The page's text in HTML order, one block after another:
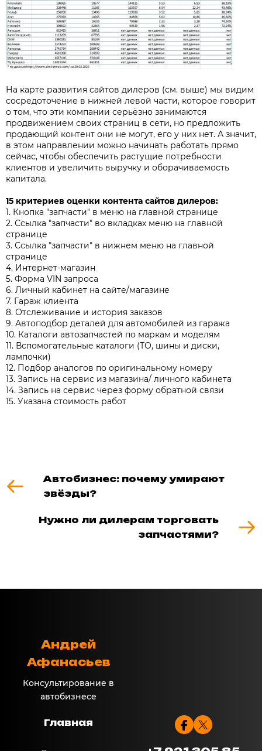
На карте развития сайтов дилеров (см. выше) мы видим
сосредоточение в нижней левой части, которое говорит
о том, что эти компании серьёзно занимаются
продвижением своих страниц в сети, но предложить
продающий контент они не могут, его у них нет. А значит,
в этом направлении можно начинать работать прямо
сейчас, чтобы обеспечить растущие потребности
клиентов и увеличить выручку и оборачиваемость
капитала.
15 критериев оценки контента сайтов дилеров:
1. Кнопка "запчасти" в меню на главной странице
2. Ссылка "запчасти" во вкладках меню на главной
странице
3. Ссылка "запчасти" в нижнем меню на главной
странице
4. Интернет-магазин
5. Форма VIN запроса
6. Личный кабинет на сайте/магазине
7. Гараж клиента
8. Отслеживание и история заказов
9. Автоподбор деталей для автомобилей из гаража
10. Каталоги автозапчастей по маркам и моделям
11. Вспомогательные каталоги (ТО, шины и диски,
лампочки)
12. Подбор аналогов по оригинальному номеру
13. Запись на сервис из магазина/ личного кабинета
14. Запись на сервис через форму обратной связи
15. Указана стоимость работ
Автобизнес: почему умирают
звёзды?
Нужно ли дилерам торговать
запчастями?
Андрей
Афанасьев
Консультирование в
автобизнесе
Главная